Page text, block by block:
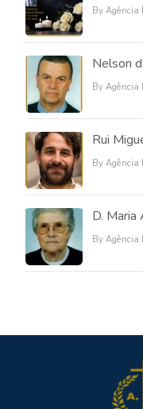
By Agência
Nelson
By Agência
Rui
By Agência
D. Maria
By Agência